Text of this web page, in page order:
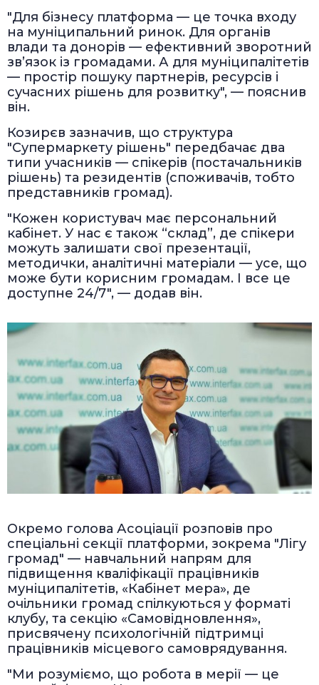
"Для бізнесу платформа — це точка входу
на муніципальний ринок. Для органів
влади та донорів — ефективний зворотний
зв’язок із громадами. А для муніципалітетів
— простір пошуку партнерів, ресурсів і
сучасних рішень для розвитку", — пояснив
він.
Козирєв зазначив, що структура
"Супермаркету рішень" передбачає два
типи учасників — спікерів (постачальників
рішень) та резидентів (споживачів, тобто
представників громад).
"Кожен користувач має персональний
кабінет. У нас є також “склад”, де спікери
можуть залишати свої презентації,
методички, аналітичні матеріали — усе, що
може бути корисним громадам. І все це
доступне 24/7", — додав він.
Окремо голова Асоціації розповів про
спеціальні секції платформи, зокрема "Лігу
громад" — навчальний напрям для
підвищення кваліфікації працівників
муніципалітетів, «Кабінет мера», де
очільники громад спілкуються у форматі
клубу, та секцію «Самовідновлення»,
присвячену психологічній підтримці
працівників місцевого самоврядування.
"Ми розуміємо, що робота в мерії — це